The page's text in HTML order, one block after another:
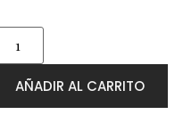
AÑADIR AL CARRITO